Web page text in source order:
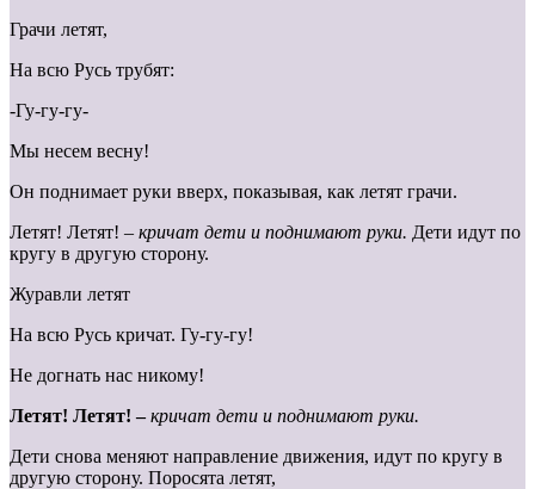
Грачи летят,
На всю Русь трубят:
-Гу-гу-гу-
Мы несем весну!
Он поднимает руки вверх, показывая, как летят грачи.
Летят! Летят! – кричат дети и поднимают руки. Дети идут по
кругу в другую сторону.
Журавли летят
На всю Русь кричат. Гу-гу-гу!
Не догнать нас никому!
Летят! Летят! –кричат дети и поднимают руки.
Дети снова меняют направление движения, идут по кругу в
другую сторону. Поросята летят,